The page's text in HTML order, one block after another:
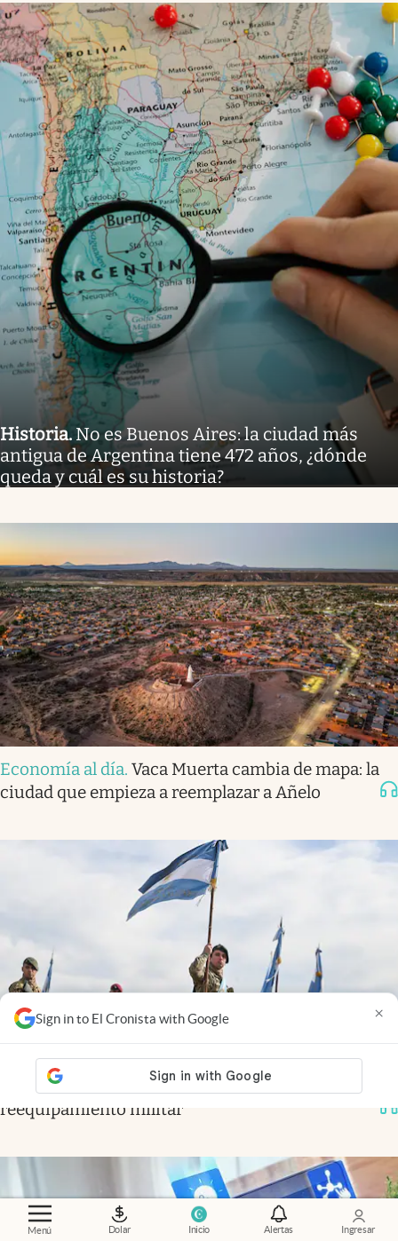
Menú Dolar Inicio Alertas Ingresar
Sign in to El Cronista with Google ×
Historia. No es Buenos Aires: la ciudad más
antigua de Argentina tiene 472 años, ¿dónde
queda y cuál es su historia?
Economía al día. Vaca Muerta cambia de mapa: la
ciudad que empieza a reemplazar a Añelo
Economía al día
Fuerzas Armadas: la otra cara del
reequipamiento militar